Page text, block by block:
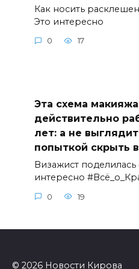
Как носить
Это интересно
0 17
Эта схема
действительно
лет: а не
попыткой скрыть
Визажист
интересно
0 19
© 2026 Новости Кирова